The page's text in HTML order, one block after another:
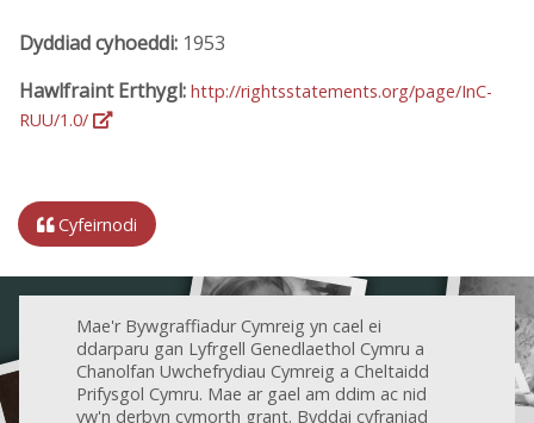
Dyddiad cyhoeddi: 1953
Hawlfraint Erthygl: http://rightsstatements.org/page/InC-
RUU/1.0/
Cyfeirnodi
Mae'r Bywgraffiadur Cymreig yn cael ei
ddarparu gan Lyfrgell Genedlaethol Cymru a
Chanolfan Uwchefrydiau Cymreig a Cheltaidd
Prifysgol Cymru. Mae ar gael am ddim ac nid
yw'n derbyn cymorth grant. Byddai cyfraniad